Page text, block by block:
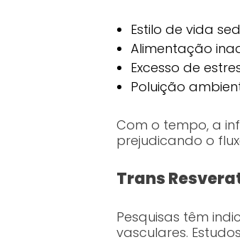
Estilo de vida
Alimentação
Excesso de
Poluição
Com o tempo, a
prejudicando o
Trans
Pesquisas têm
vasculares.